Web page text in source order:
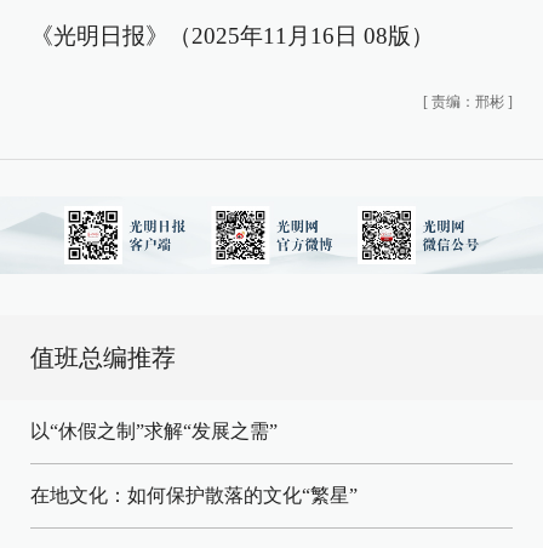
《光明日报》（2025年11月16日 08版）
[ 责编：邢彬 ]
值班总编推荐
以“休假之制”求解“发展之需”
在地文化：如何保护散落的文化“繁星”